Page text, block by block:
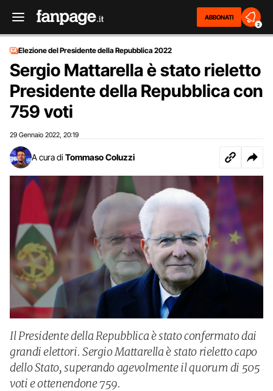
ABBONATI
2
Elezione del Presidente della Repubblica 2022
Sergio Mattarella è stato rieletto
Presidente della Repubblica con
759 voti
29 Gennaio 2022 20:19
A cura di Tommaso Coluzzi
Il Presidente della Repubblica è stato confermato dai
grandi elettori. Sergio Mattarella è stato rieletto capo
dello Stato, superando agevolmente il quorum di 505
voti e ottenendone 759.